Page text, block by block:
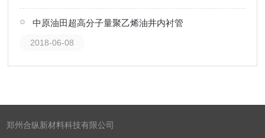
中原油田超高分子量聚乙烯油井内衬管
2018-06-08
郑州合纵新材料科技有限公司